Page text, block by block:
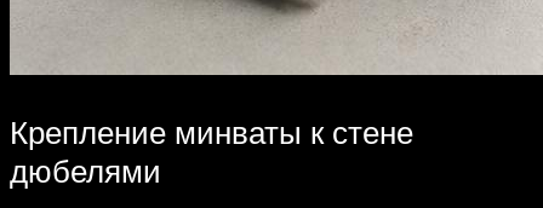
Крепление минваты к стене
дюбелями